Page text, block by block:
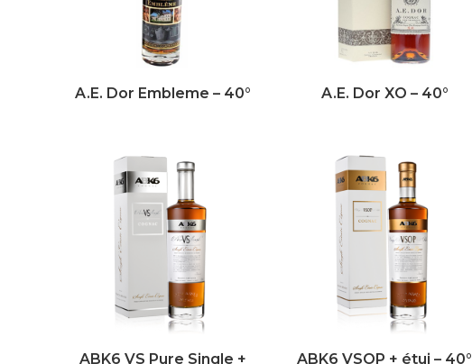
A.E. Dor Embleme – 40° A.E. Dor XO – 40°
ABK6 VS Pure Single +
ABK6 VSOP + étui – 40°